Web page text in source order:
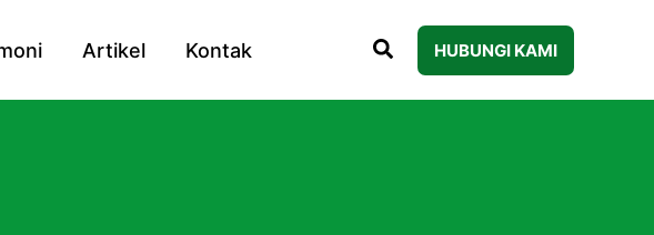
Artikel Kontak HUBUNGI KAMI